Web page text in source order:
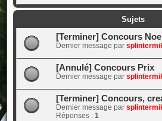
Sujets
[Terminer] Concours Noel
Dernier message par
[Annulé] Concours Prix
Dernier message par
[Terminer] Concours,
Dernier message par
Réponses : 1